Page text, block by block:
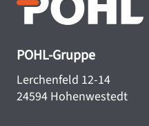
POHL-Gruppe
Lerchenfeld 12-14
24594 Hohenwestedt